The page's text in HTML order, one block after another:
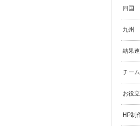
四国
九州
結果
チー
お役
HP制